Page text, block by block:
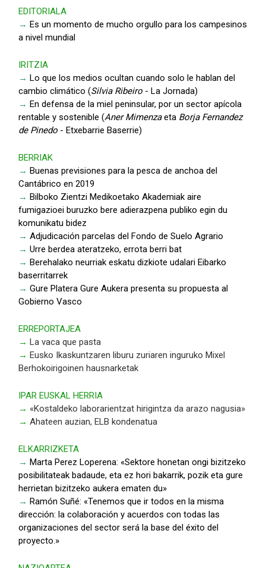
EDITORIALA
→ Es un momento de mucho orgullo para los campesinos
a nivel mundial
IRITZIA
→ Lo que los medios ocultan cuando solo le hablan del
cambio climático (Silvia Ribeiro - La Jornada)
→ En defensa de la miel peninsular, por un sector apícola
rentable y sostenible (Aner Mimenzaeta Borja Fernandez
de Pinedo - Etxebarrie Baserrie)
BERRIAK
→ Buenas previsiones para la pesca de anchoa del
Cantábrico en 2019
→ Bilboko Zientzi Medikoetako Akademiak aire
fumigazioei buruzko bere adierazpena publiko egin du
komunikatu bidez
→ Adjudicación parcelas del Fondo de Suelo Agrario
→ Urre berdea ateratzeko, errota berri bat
→ Berehalako neurriak eskatu dizkiote udalari Eibarko
baserritarrek
→ Gure Platera Gure Aukera presenta su propuesta al
Gobierno Vasco
ERREPORTAJEA
→ La vaca que pasta
→ Eusko Ikaskuntzaren liburu zuriaren inguruko Mixel
Berhokoirigoinen hausnarketak
IPAR EUSKAL HERRIA
→ «Kostaldeko laborarientzat hirigintza da arazo nagusia»
→ Ahateen auzian, ELB kondenatua
ELKARRIZKETA
→ Marta Perez Loperena: «Sektore honetan ongi bizitzeko
posibilitateak badaude, eta ez hori bakarrik, pozik eta gure
herrietan bizitzeko aukera ematen du»
→ Ramón Suñé: «Tenemos que ir todos en la misma
dirección: la colaboración y acuerdos con todas las
organizaciones del sector será la base del éxito del
proyecto.»